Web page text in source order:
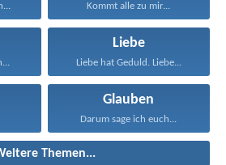
Kommt alle zu mir...
Liebe
Liebe hat Geduld. Liebe...
Glauben
Darum sage ich euch...
Themen...